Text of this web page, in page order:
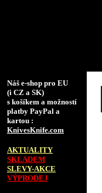
Náš e-shop pro EU
(i CZ a SK)
s košíkem a možností
platby PayPal a
kartou :
KnivesKnife.com
AKTUALITY
SKLADEM
SLEVY-AKCE
VÝPRODEJ